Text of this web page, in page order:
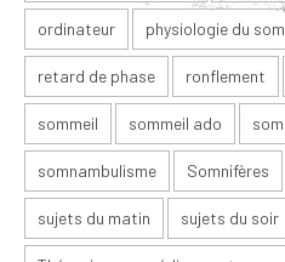
ordinateur physiologie du
retard de phase ronflement
sommeil sommeil ado
somnambulisme Somnifères
sujets du matin sujets du soir